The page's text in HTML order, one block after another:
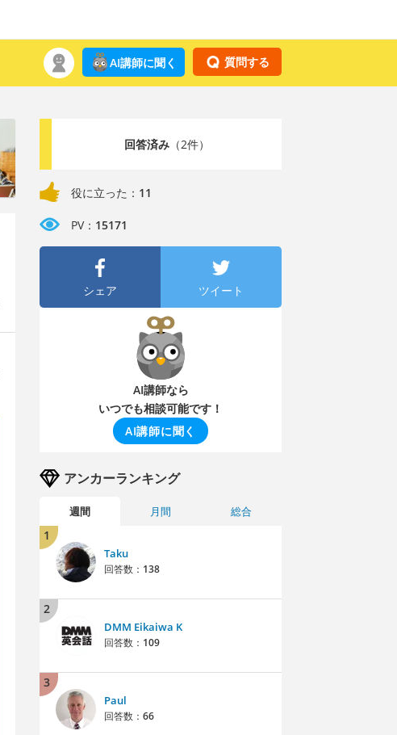
質問する
AI講師に聞く
回答済み（2件）
役に立った： 11
PV： 15171
シェア ツイート
AI講師なら
いつでも相談可能です！
AI講師に聞く
アンカーランキング
週間 月間 総合
1
Taku
回答数： 138
2
DMM Eikaiwa K
回答数： 109
3
Paul
回答数： 66